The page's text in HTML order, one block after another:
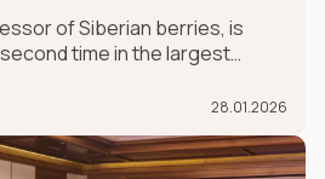
of Siberian berries, is
time in the largest
exhibit, which is taking place in
30.
28.01.2026